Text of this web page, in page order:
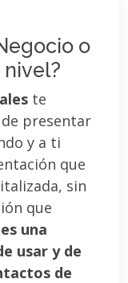
o
nivel?
te
presentar
y a ti
que
sin
que
una
usar y de
de